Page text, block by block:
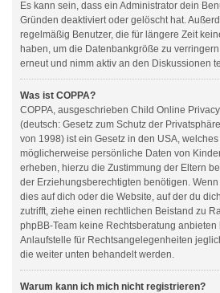
Es kann sein, dass ein Administrator dein
Gründen deaktiviert oder gelöscht hat.
regelmäßig Benutzer, die für längere Zeit
haben, um die Datenbankgröße zu
erneut und nimm aktiv an den Diskussionen
Was ist COPPA?
COPPA, ausgeschrieben Child Online
(deutsch: Gesetz zum Schutz der
von 1998) ist ein Gesetz in den USA,
möglicherweise persönliche Daten von
erheben, hierzu die Zustimmung der Eltern
der Erziehungsberechtigten benötigen.
dies auf dich oder die Website, auf der du
zutrifft, ziehe einen rechtlichen Beistand zu
phpBB-Team keine Rechtsberatung anbieten
Anlaufstelle für Rechtsangelegenheiten
die weiter unten behandelt werden.
Warum kann ich mich nicht registrieren?